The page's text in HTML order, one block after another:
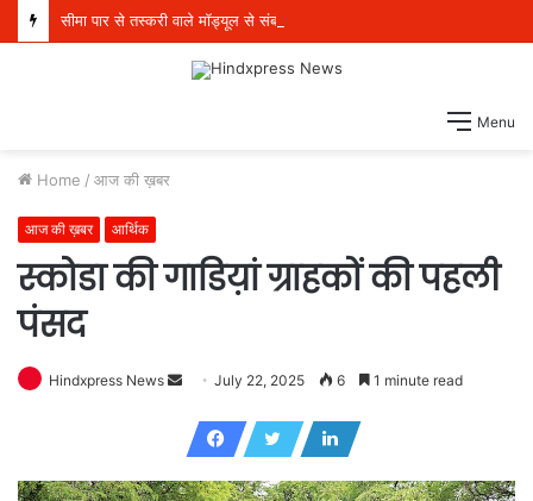
Menu
Home / आज की ख़बर
आज की ख़बर आर्थिक
स्कोडा की गाडिय़ां ग्राहकों की पहली
पंसद
Hindxpress News
a
July 22, 2025 6 1 minute read